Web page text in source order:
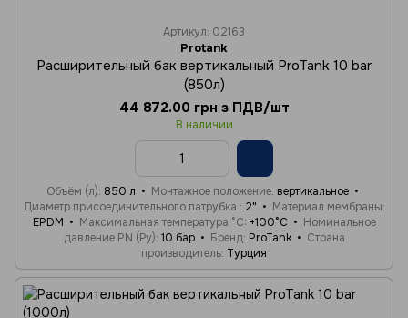
Артикул: 02163
Protank
Расширительный бак вертикальный ProTank 10 bar
(850л)
44 872.00 грн з ПДВ/шт
В наличии
Объём (л) 850 л Монтажное положение вертикальное
Диаметр присоединительного патрубка
2"
Материал мембраны
EPDM
Максимальная температура °C +100°C
Номинальное
давление PN (Ру) 10 бар Бренд ProTank
Страна
производитель Турция